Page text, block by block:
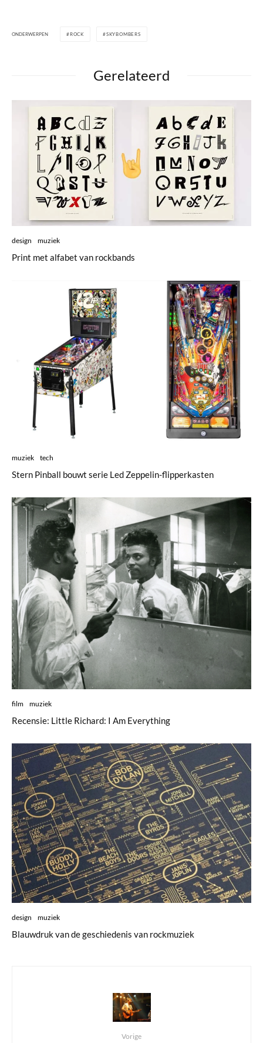
ONDERWERPEN ROCK SKYBOMBERS
Gerelateerd
design muziek
Print met alfabet van rockbands
muziek tech
Stern Pinball bouwt serie Led Zeppelin-flipperkasten
film muziek
Recensie: Little Richard: I Am Everything
design muziek
Blauwdruk van de geschiedenis van rockmuziek
Vorige